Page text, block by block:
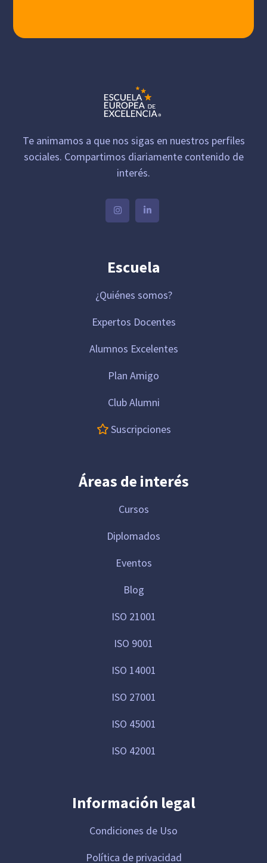
Te animamos a que nos sigas en nuestros perfiles
sociales. Compartimos diariamente contenido de
interés.
Escuela
¿Quiénes somos?
Expertos Docentes
Alumnos Excelentes
Plan Amigo
Club Alumni
Suscripciones
Áreas de interés
Cursos
Diplomados
Eventos
Blog
ISO 21001
ISO 9001
ISO 14001
ISO 27001
ISO 45001
ISO 42001
Información legal
Condiciones de Uso
Política de privacidad